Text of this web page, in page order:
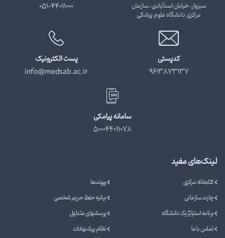
سبزوار، خیابان اسدآبادی، سازمان
مرکزی دانشگاه علوم پزشکی
051-44011000
کدپستی
9613873137
پست الکترونیک
info@medsab.ac.ir
سامانه پیامکی
500044011078
لینک‌های مفید
کتابخانه مرکزی
پیوندها
چارت سازمانی
بیانیه حفظ حریم شخصی
برنامه استراتژیک دانشگاه
پرسشهای متداول
تماس با ما
نظام پیشنهادات